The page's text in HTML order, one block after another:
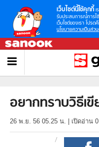
เว็บไซต์นี้ใช้คุกกี้ เ
รับประสบการณ์การ
เว็บไซต์ของเรา โปรด
นโยบายความเป็นส่ว
อยากทราบวิธีเ
26 พ.ย. 56 05.25 น. เปิดอ่าน 0